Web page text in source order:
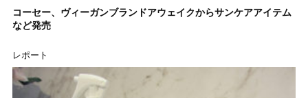
コーセー、ヴィーガンブランドアウェイクからサンケアアイテム
など発売
レポート